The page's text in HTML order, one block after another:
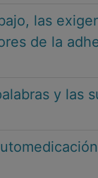
las
de la
y las